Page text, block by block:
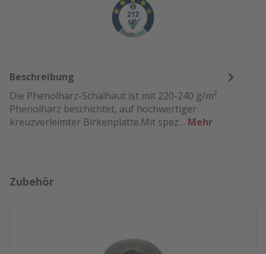
Beschreibung
Die Phenolharz-Schalhaut ist mit 220-240 g/m²
Phenolharz beschichtet, auf hochwertiger
kreuzverleimter Birkenplatte.Mit spez… Mehr
Produktgalerie überspringen
Zubehör